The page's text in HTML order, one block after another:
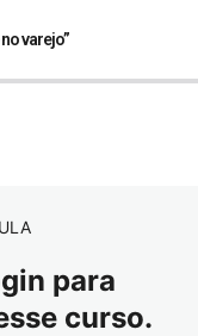
varejo”
para
curso.